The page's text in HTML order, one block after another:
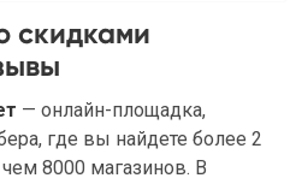
скидками
— онлайн-площадка,
где вы найдете более 2
8000 магазинов. В